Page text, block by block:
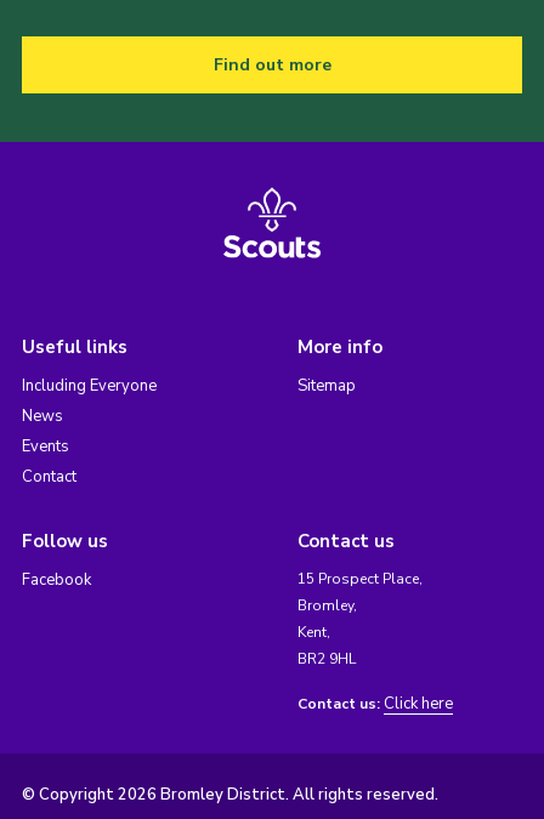
Find out more
Useful links
Including Everyone
News
Events
Contact
More info
Sitemap
Follow us
Facebook
Contact us
15 Prospect Place,
Bromley,
Kent,
BR2 9HL
Contact us: Click here
© Copyright 2026 Bromley District. All rights reserved.